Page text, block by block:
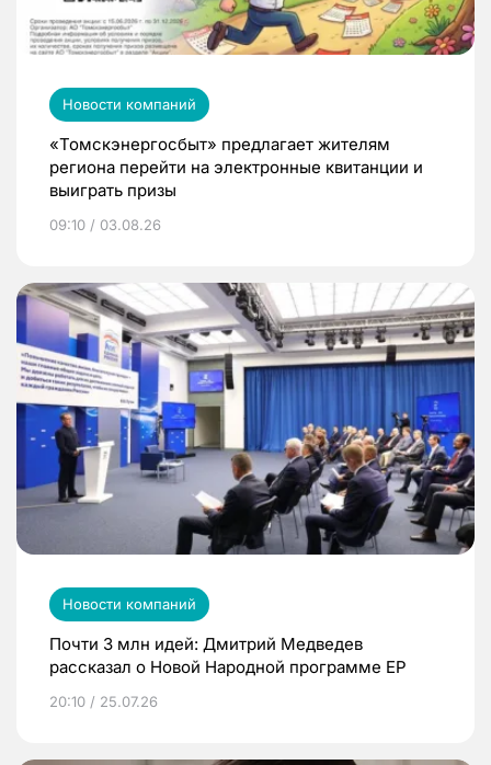
Новости компаний
«Томскэнергосбыт» предлагает жителям
региона перейти на электронные квитанции и
выиграть призы
09:10 / 03.08.26
Новости компаний
Почти 3 млн идей: Дмитрий Медведев
рассказал о Новой Народной программе ЕР
20:10 / 25.07.26